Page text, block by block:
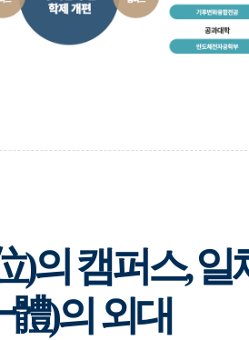
)의 캠퍼스, 일
體)의 외대